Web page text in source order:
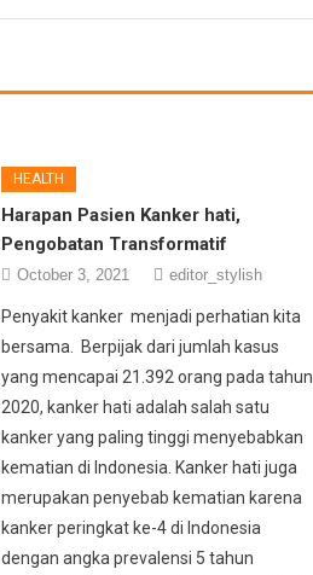
HEALTH
Harapan Pasien Kanker hati,
Pengobatan Transformatif
October 3, 2021 editor_stylish
Penyakit kanker menjadi perhatian kita
bersama. Berpijak dari jumlah kasus
yang mencapai 21.392 orang pada tahun
2020, kanker hati adalah salah satu
kanker yang paling tinggi menyebabkan
kematian di Indonesia. Kanker hati juga
merupakan penyebab kematian karena
kanker peringkat ke-4 di Indonesia
dengan angka prevalensi 5 tahun